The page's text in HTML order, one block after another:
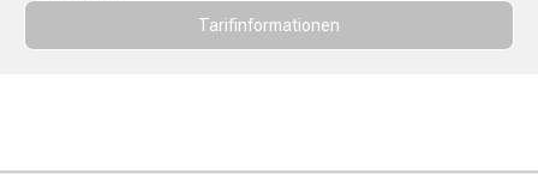
Tarifinformationen